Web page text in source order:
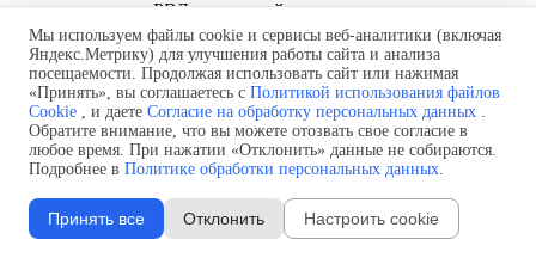
РВД с навивкой
проволокой
▼
AT 7K –
MINETUFF
BOP - FIRESA
FE 5000
РВД со спиральной
навивкой
ALFABIOTECH
Мы используем файлы cookie и сервисы веб-аналитики (включая
Яндекс.Метрику) для улучшения работы сайта и анализа
посещаемости. Продолжая использовать сайт или нажимая
«Принять», вы соглашаетесь с Политикой использования файлов
Cookie , и даете Согласие на обработку персональных данных .
Обратите внимание, что вы можете отозвать свое согласие в
любое время. При нажатии «Отклонить» данные не собираются.
Подробнее в Политике обработки персональных данных.
Принять все Отклонить Настроить cookie